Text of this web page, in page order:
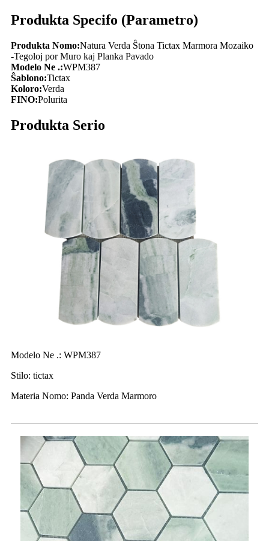
Produkta Specifo (Parametro)
Produkta Nomo:Natura Verda Ŝtona Tictax Marmora Mozaiko
-Tegoloj por Muro kaj Planka Pavado
Modelo Ne .:WPM387
Ŝablono:Tictax
Koloro:Verda
FINO:Polurita
Produkta Serio
Modelo Ne .: WPM387
Stilo: tictax
Materia Nomo: Panda Verda Marmoro